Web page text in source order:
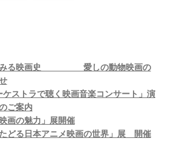
でみる映画史 愛しの動物映画の
ストラで聴く映画音楽コンサート」演
ご案内
画の魅力」展開催
どる日本アニメ映画の世界」展 開催